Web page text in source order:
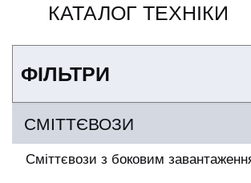
КАТАЛОГ ТЕХНІКИ
ФІЛЬТРИ
СМІТТЄВОЗИ
Сміттєвози з боковим